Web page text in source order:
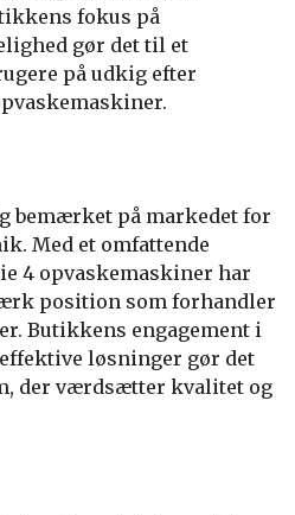
fokus på
gør det til et
på udkig efter
bemærket på markedet for
Med et omfattende
4 opvaskemaskiner har
position som forhandler
Butikkens engagement i
løsninger gør det
der værdsætter kvalitet og